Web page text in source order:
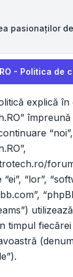
pasionaților
- Politica de
explică în
“lor”,
timpul fiecărei